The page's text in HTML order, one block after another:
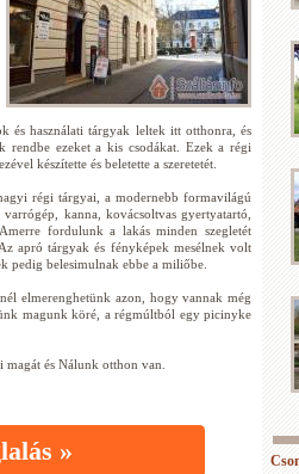
és használati tárgyak leltek itt otthonra, és
rendbe ezeket a kis csodákat. Ezek a régi
készítette és beletette a szeretetét.
régi tárgyai, a modernebb formavilágú
kanna, kovácsoltvas gyertyatartó,
fordulunk a lakás minden szegletét
apró tárgyak és fényképek mesélnek volt
pedig belesimulnak ebbe a miliőbe.
elmerenghetünk azon, hogy vannak még
magunk köré, a régmúltból egy picinyke
és Nálunk otthon van.
»